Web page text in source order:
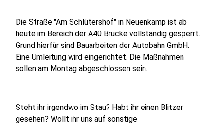
Die Straße "Am Schlütershof" in Neuenkamp ist ab
heute im Bereich der A40 Brücke vollständig gesperrt.
Grund hierfür sind Bauarbeiten der Autobahn GmbH.
Eine Umleitung wird eingerichtet. Die Maßnahmen
sollen am Montag abgeschlossen sein.
Steht ihr irgendwo im Stau? Habt ihr einen Blitzer
gesehen? Wollt ihr uns auf sonstige